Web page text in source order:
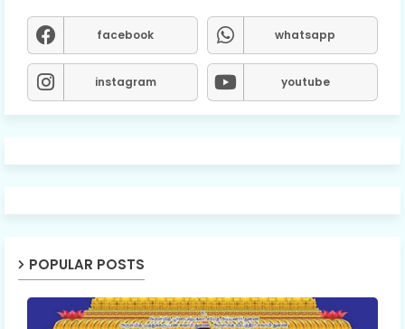
facebook whatsapp
instagram youtube
POPULAR POSTS